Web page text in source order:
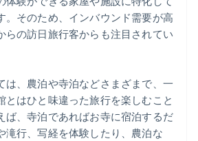
。そのため、インバウンド需要が高
らの訪日旅行客からも注目されてい
は、農泊や寺泊などさまざまで、一
とはひと味違った旅行を楽しむこと
ば、寺泊であればお寺に宿泊するだ
滝行、写経を体験したり、農泊な